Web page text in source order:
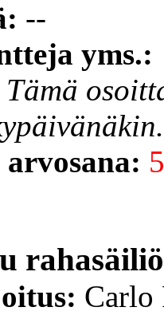
--
yms.:
5
rahasäiliö
Carlo